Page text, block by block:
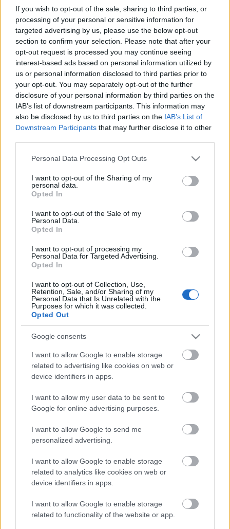
If you wish to opt-out of the sale, sharing to third parties, or
processing of your personal or sensitive information for
targeted advertising by us, please use the below opt-out
section to confirm your selection. Please note that after your
opt-out request is processed you may continue seeing
interest-based ads based on personal information utilized by
us or personal information disclosed to third parties prior to
your opt-out. You may separately opt-out of the further
disclosure of your personal information by third parties on the
IAB’s list of downstream participants. This information may
also be disclosed by us to third parties on the IAB’s List of
Downstream Participants that may further disclose it to other
Please note that this website/app uses one or more Google
not limited to your visit or usage behaviour. You may click to
grant or deny consent to Google and its third-party tags to
use your data for below specified purposes in below Google
consent section.
Personal Data Processing Opt Outs
I want to opt-out of the Sharing of my
personal data.
Opted In
I want to opt-out of the Sale of my
Personal Data.
Opted In
I want to opt-out of processing my
Personal Data for Targeted Advertising.
Opted In
I want to opt-out of Collection, Use,
Retention, Sale, and/or Sharing of my
Personal Data that Is Unrelated with the
Purposes for which it was collected.
Opted Out
Google consents
I want to allow Google to enable storage
related to advertising like cookies on web or
device identifiers in apps.
I want to allow my user data to be sent to
Google for online advertising purposes.
I want to allow Google to send me
personalized advertising.
I want to allow Google to enable storage
related to analytics like cookies on web or
device identifiers in apps.
I want to allow Google to enable storage
related to functionality of the website or app.
tudást is. Sőt, még szorgalmaztam is, hogy legyen
ebből a zenekarból „valódi” csapat, nem csak
projekt. Ehhez képest az MMXX már nem olyan
meggyőző. Ott van a tehetség, ott van a dinamika, a
változatosság, de a rögtön ható dalok nem. Kicsit
olyasmi ez a lemez, mintha megúszásra játszana.
Mintha azt mondanák: „Csináltunk nektek egy
meglepi első lemezt, most fogadjátok el, hogy nem
erőltetjük meg magunkat.” Erről a lemezről nem
hiszem el, hogy nem a Dream Theater orra alá akar
borsot törni, és ez a gesztus nem szimpatikus,
amellett, hogy természetellenes is. Nyilván nem
fogom azt mondani, hogy ez egy rossz lemez,
bődületes zenélés van rajta, hallom azt is, hogy hol
annyira, mint várom. Aztán talán csak jobban kéne
barátkozni vele, de öt-hat hallgatásnak elégnek
kellett volna lennie. Az MMXX az év első igazán
fontos metál anyaga, de nyugodt szívvel nem tudom
ajánlani, mert nem hallgattatja magát, nem vonzó.
Lesznek nálam kevésbé finnyásak, de sajna pont azt
érzem velük kapcsolatban, amit nagyon nem
szerettem volna: kényszerességet, ami bizonyára a
legtöbben tudnak, hogy melyik stílustárs zenekarra
jellemző manapság.(3,5/5)